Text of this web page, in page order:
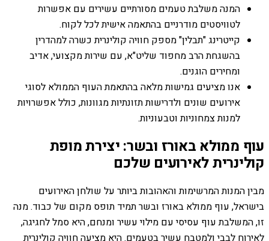
המנה משלבת טעמים מסורתיים עשירים עם אפשרות
לטוויסטים מודרניים בהתאמה אישית לכל לקוח.
קייטרינג "תבלין" מספק חוויה קולינרית כשרה למהדרין
בהשגחת הרב מחפוד שליט"א, עם שירות מקצועי, אדיב
ומחירים הוגנים.
אנו מציעים גמישות מלאה בהתאמת העוף הממולא לסוגי
אירועים שונים ולדרישות תזונתיות מגוונות, כולל אפשרויות
למנות צמחוניות וטבעוניות.
עוף ממולא באורז ובשר: יצירת מופת
קולינרית לאירועים שלכם
מבין המנות המרשימות והאהובות ביותר על שולחן האירועים
בישראל, עוף ממולא באורז ובשר תמיד תופס מקום של כבוד. מנה
זו, המשלבת עוף עסיסי עם מילוי עשיר ומנחם, היא סמל לחגיגה,